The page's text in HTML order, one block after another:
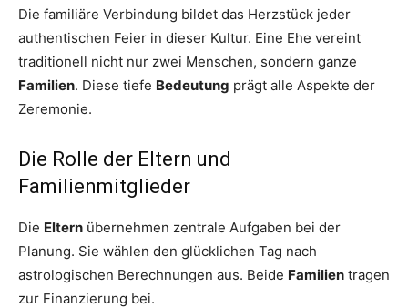
Die familiäre Verbindung bildet das Herzstück jeder
authentischen Feier in dieser Kultur. Eine Ehe vereint
traditionell nicht nur zwei Menschen, sondern ganze
Familien. Diese tiefe Bedeutung prägt alle Aspekte der
Zeremonie.
Die Rolle der Eltern und
Familienmitglieder
Die Eltern übernehmen zentrale Aufgaben bei der
Planung. Sie wählen den glücklichen Tag nach
astrologischen Berechnungen aus. Beide Familien tragen
zur Finanzierung bei.